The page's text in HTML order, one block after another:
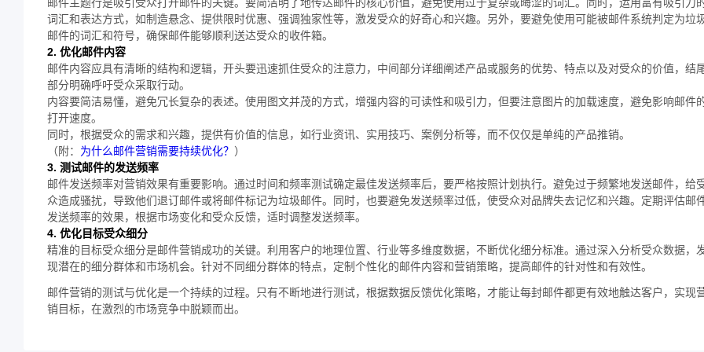
词汇和表达方式，如制造悬念、提供限时优惠、强调独家性等，激发受众的好奇心和兴趣。另外，要避免使用可能被邮件系统判定为垃
邮件的词汇和符号，确保邮件能够顺利送达受众的收件箱。
2. 优化邮件内容
邮件内容应具有清晰的结构和逻辑，开头要迅速抓住受众的注意力，中间部分详细阐述产品或服务的优势、特点以及对受众的价值，结
部分明确呼吁受众采取行动。
内容要简洁易懂，避免冗长复杂的表述。使用图文并茂的方式，增强内容的可读性和吸引力，但要注意图片的加载速度，避免影响邮件
打开速度。
同时，根据受众的需求和兴趣，提供有价值的信息，如行业资讯、实用技巧、案例分析等，而不仅仅是单纯的产品推销。
（附： 为什么邮件营销需要持续优化？ ）
3. 测试邮件的发送频率
邮件发送频率对营销效果有重要影响。通过时间和频率测试确定最佳发送频率后，要严格按照计划执行。避免过于频繁地发送邮件，给
众造成骚扰，导致他们退订邮件或将邮件标记为垃圾邮件。同时，也要避免发送频率过低，使受众对品牌失去记忆和兴趣。定期评估邮
发送频率的效果，根据市场变化和受众反馈，适时调整发送频率。
4. 优化目标受众细分
精准的目标受众细分是邮件营销成功的关键。利用客户的地理位置、行业等多维度数据，不断优化细分标准。通过深入分析受众数据，
现潜在的细分群体和市场机会。针对不同细分群体的特点，定制个性化的邮件内容和营销策略，提高邮件的针对性和有效性。
邮件营销的测试与优化是一个持续的过程。只有不断地进行测试，根据数据反馈优化策略，才能让每封邮件都更有效地触达客户，实现
销目标，在激烈的市场竞争中脱颖而出。